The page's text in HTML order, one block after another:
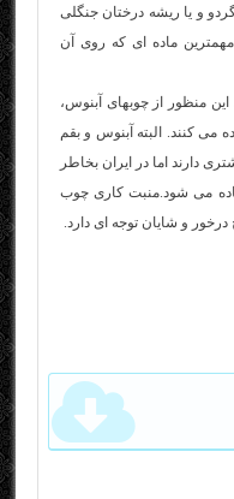
و يا ريشه درختان جنگلی
ماده ای که روی آن
منظور از چوبهای آبنوس،
می کنند. البته آبنوس و بقم
دارند اما در ايران بخاطر
می شود.منبت کاری چوب
و شايان توجه ای دارد.